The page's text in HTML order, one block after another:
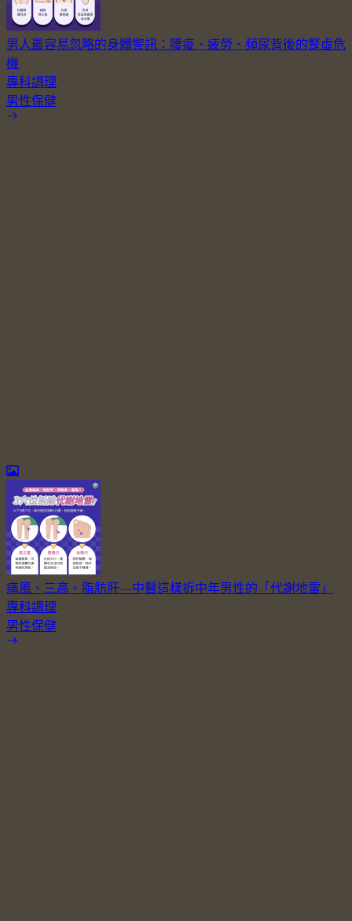
男人最容易忽略的身體警訊：腰痠、疲勞、頻尿背後的腎虛危
機
專科調理
男性保健
痛風、三高、脂肪肝—中醫這樣拆中年男性的「代謝地雷」
專科調理
男性保健